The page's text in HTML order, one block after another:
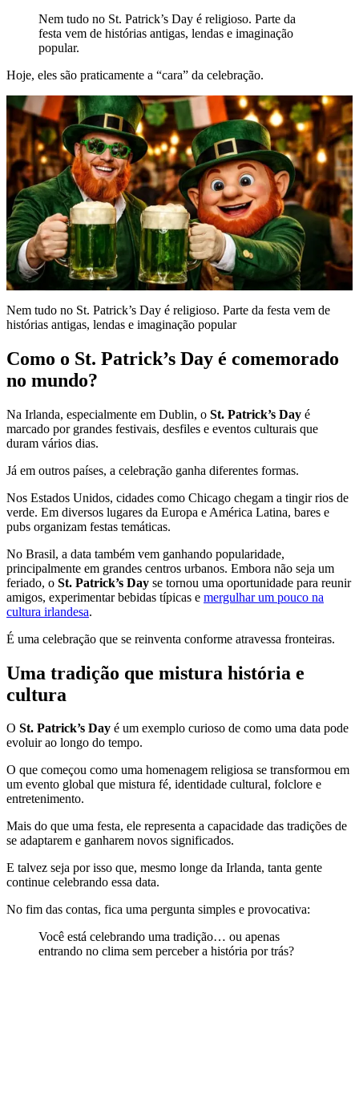
Nem tudo no St. Patrick’s Day é religioso. Parte da
festa vem de histórias antigas, lendas e imaginação
popular.
Hoje, eles são praticamente a “cara” da celebração.
Nem tudo no St. Patrick’s Day é religioso. Parte da festa vem de
histórias antigas, lendas e imaginação popular
Como o St. Patrick’s Day é comemorado
no mundo?
Na Irlanda, especialmente em Dublin, o St. Patrick’s Day é
marcado por grandes festivais, desfiles e eventos culturais que
duram vários dias.
Já em outros países, a celebração ganha diferentes formas.
Nos Estados Unidos, cidades como Chicago chegam a tingir rios de
verde. Em diversos lugares da Europa e América Latina, bares e
pubs organizam festas temáticas.
No Brasil, a data também vem ganhando popularidade,
principalmente em grandes centros urbanos. Embora não seja um
feriado, o St. Patrick’s Day se tornou uma oportunidade para reunir
amigos, experimentar bebidas típicas e mergulhar um pouco na
cultura irlandesa.
É uma celebração que se reinventa conforme atravessa fronteiras.
Uma tradição que mistura história e
cultura
O St. Patrick’s Day é um exemplo curioso de como uma data pode
evoluir ao longo do tempo.
O que começou como uma homenagem religiosa se transformou em
um evento global que mistura fé, identidade cultural, folclore e
entretenimento.
Mais do que uma festa, ele representa a capacidade das tradições de
se adaptarem e ganharem novos significados.
E talvez seja por isso que, mesmo longe da Irlanda, tanta gente
continue celebrando essa data.
No fim das contas, fica uma pergunta simples e provocativa:
Você está celebrando uma tradição… ou apenas
entrando no clima sem perceber a história por trás?